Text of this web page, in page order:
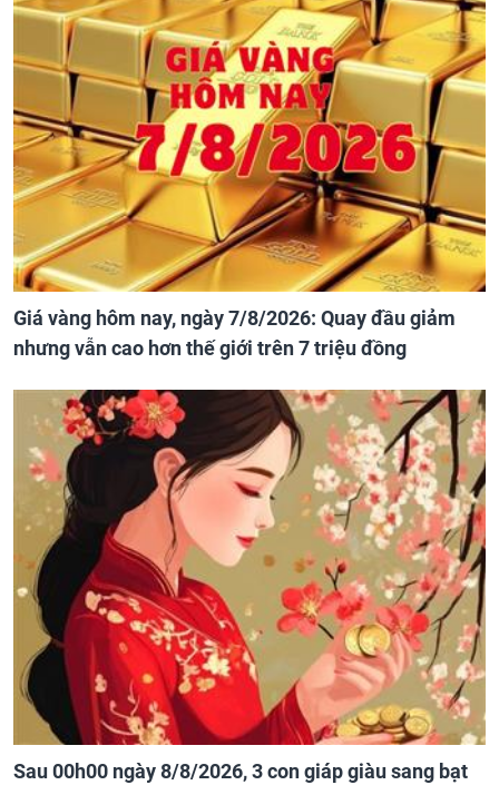
Giá vàng hôm nay, ngày 7/8/2026: Quay đầu giảm
nhưng vẫn cao hơn thế giới trên 7 triệu đồng
Sau 00h00 ngày 8/8/2026, 3 con giáp giàu sang bạt